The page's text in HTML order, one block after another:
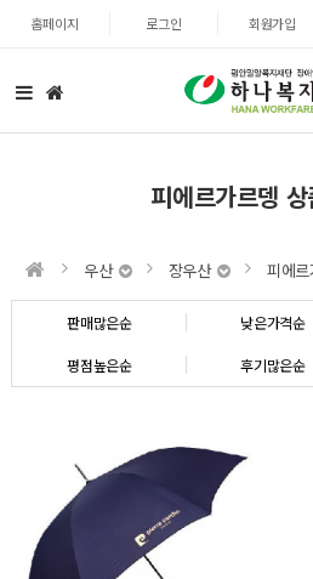
홈페이지 로그인 회원가입
피에르가르뎅
우산 장우산 피에
판매많은순 낮은가격순
평점높은순 후기많은순